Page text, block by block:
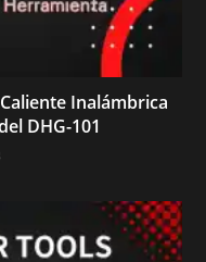
Inalámbrica
DHG-101